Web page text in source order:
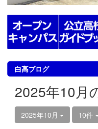
白高ブログ
2025年10月
2025年10月 10件